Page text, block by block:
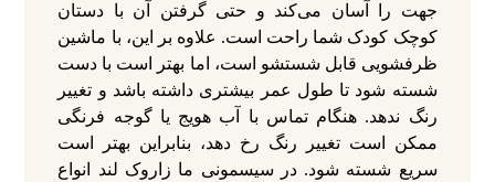
جهت را آسان می‌کند و حتی گرفتن آن با دستان
کوچک کودک شما راحت است. علاوه بر این، با ماشین
ظرفشویی قابل شستشو است، اما بهتر است با دست
شسته شود تا طول عمر بیشتری داشته باشد و تغییر
رنگ ندهد. هنگام تماس با آب هویج یا گوجه فرنگی
ممکن است تغییر رنگ رخ دهد، بنابراین بهتر است
سریع شسته شود. در سیسمونی ما زاروک لند انواع